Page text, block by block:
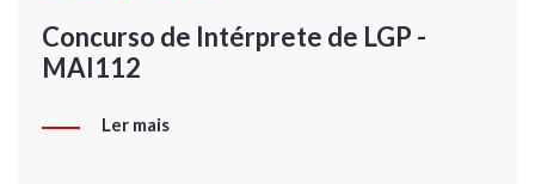
Concurso de Intérprete de LGP -
MAI112
Ler mais